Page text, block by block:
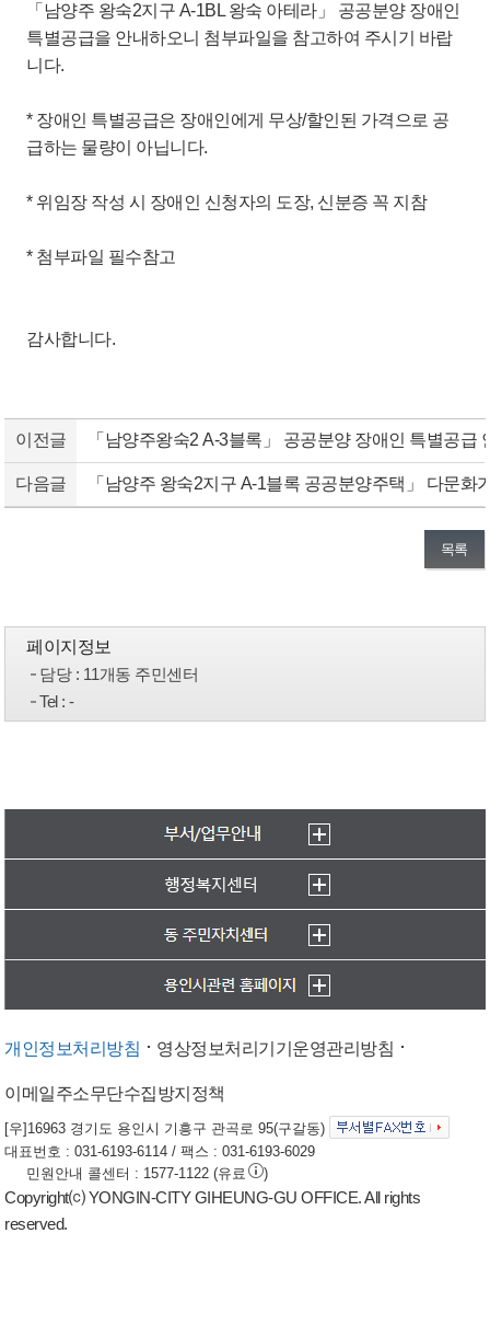
「남양주 왕숙2지구 A-1BL 왕숙 아테라」 공공분양 장애인
특별공급을 안내하오니 첨부파일을 참고하여 주시기 바랍
니다.
* 장애인 특별공급은 장애인에게 무상/할인된 가격으로 공
급하는 물량이 아닙니다.
* 위임장 작성 시 장애인 신청자의 도장, 신분증 꼭 지참
* 첨부파일 필수참고
감사합니다.
이전글 「남양주왕숙2 A-3블록」 공공분양 장애인 특별공급
다음글 「남양주 왕숙2지구 A-1블록 공공분양주택」 다문화
목록
페이지정보
담당: 11개동 주민센터
Tel: -
개인정보처리방침 영상정보처리기기운영관리방침
이메일주소무단수집방지정책
[우]16963 경기도 용인시 기흥구 관곡로 95(구갈동)
대표번호 : 031-6193-6114 / 팩스 : 031-6193-6029
민원안내 콜센터 : 1577-1122 (유료
)
Copyright⒞ YONGIN-CITY GIHEUNG-GU OFFICE. All rights
reserved.